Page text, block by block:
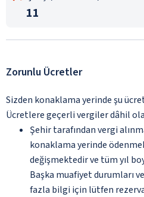
11
Zorunlu Ücretler
Sizden konaklama yerinde şu
Ücretlere geçerli vergiler dâhil
Şehir tarafından vergi
konaklama yerinde
değişmektedir ve tüm yıl
Başka muafiyet durumları
fazla bilgi için lütfen